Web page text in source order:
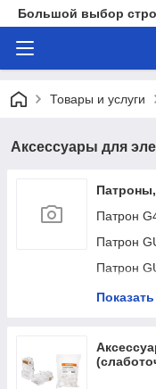
Большой выбор
Товары и услуги
Аксессуары для
Патрон
Патрон
Патрон
Патрон
Патроны-
Е27, Е40